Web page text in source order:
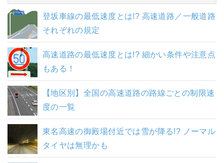
登坂車線の最低速度とは!? 高速道路／一般道路
それぞれの規定
高速道路の最低速度とは!? 細かい条件や注意点
もある！
【地区別】全国の高速道路の路線ごとの制限速
度の一覧
東名高速の御殿場付近では雪が降る!? ノーマル
タイヤは無理かも